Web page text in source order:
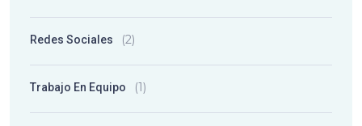
Redes Sociales (2)
Trabajo En Equipo (1)